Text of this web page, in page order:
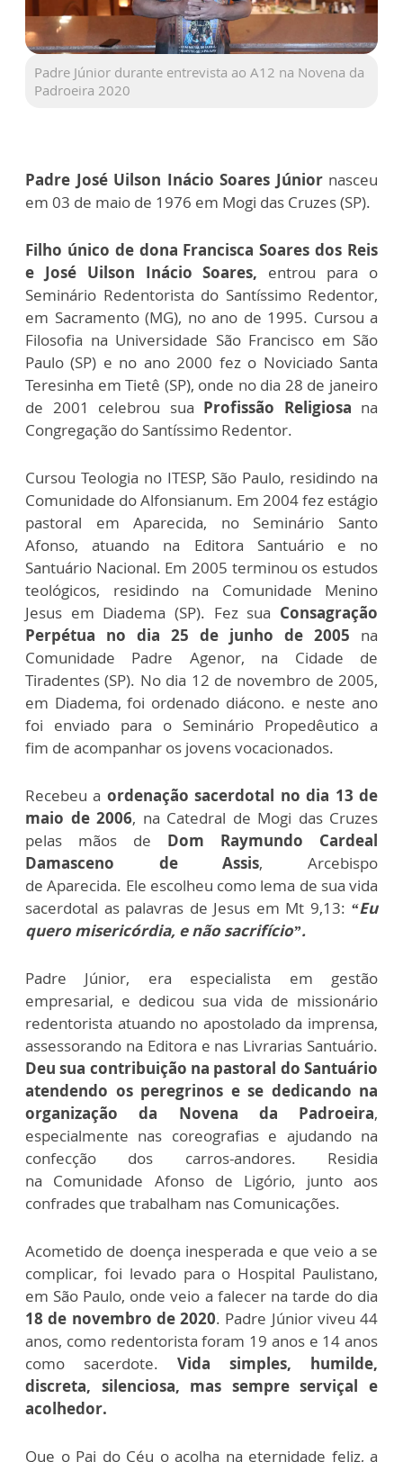
Padre Júnior durante entrevista ao A12 na Novena da
Padroeira 2020
Padre José Uilson Inácio Soares Júniornasceu
em 03 de maio de 1976 em Mogi das Cruzes (SP).
Filho único de dona Francisca Soares dos Reis
e José Uilson Inácio Soares, entrou para o
Seminário Redentorista do Santíssimo Redentor,
em Sacramento (MG), no ano de 1995. Cursou a
Filosofia na Universidade São Francisco em São
Paulo (SP) e no ano 2000 fez o Noviciado Santa
Teresinha em Tietê (SP), onde no dia 28 de janeiro
de 2001 celebrou sua Profissão Religiosa na
Congregação do Santíssimo Redentor.
Cursou Teologia no ITESP, São Paulo, residindo na
Comunidade do Alfonsianum. Em 2004 fez estágio
pastoral em Aparecida, no Seminário Santo
Afonso, atuando na Editora Santuário e no
Santuário Nacional. Em 2005 terminou os estudos
teológicos, residindo na Comunidade Menino
Jesus em Diadema (SP). Fez sua Consagração
Perpétua no dia 25 de junho de 2005 na
Comunidade Padre Agenor, na Cidade de
Tiradentes (SP). No dia 12 de novembro de 2005,
em Diadema,foi ordenado diácono. e neste ano
foi enviado para o Seminário Propedêutico a
fim de acompanhar os jovens vocacionados.
Recebeu a ordenação sacerdotal no dia 13 de
maio de 2006, na Catedral de Mogi das Cruzes
pelas mãos de Dom Raymundo Cardeal
Damasceno de Assis, Arcebispo
deAparecida. Ele escolheu como lema de sua vida
sacerdotal as palavras de Jesus em Mt 9,13: “Eu
quero misericórdia, e não sacrifício”.
Padre Júnior, era especialista em gestão
empresarial, e dedicou sua vida de missionário
redentorista atuando no apostolado da imprensa,
assessorando na Editora e nas Livrarias Santuário.
Deu sua contribuição na pastoral do Santuário
atendendo os peregrinos e se dedicando na
organização da Novena da Padroeira,
especialmente nas coreografias e ajudando na
confecção dos carros-andores. Residia
na Comunidade Afonso de Ligório, junto aos
confrades que trabalham nas Comunicações.
Acometido de doença inesperada e que veio a se
complicar, foi levado para o Hospital Paulistano,
em São Paulo, onde veio a falecer na tarde do dia
18 de novembro de 2020. Padre Júnior viveu 44
anos, como redentorista foram 19 anos e 14 anos
como sacerdote. Vida simples, humilde,
discreta, silenciosa, mas sempre serviçal e
acolhedor.
Que o Pai do Céu o acolha na eternidade feliz, a